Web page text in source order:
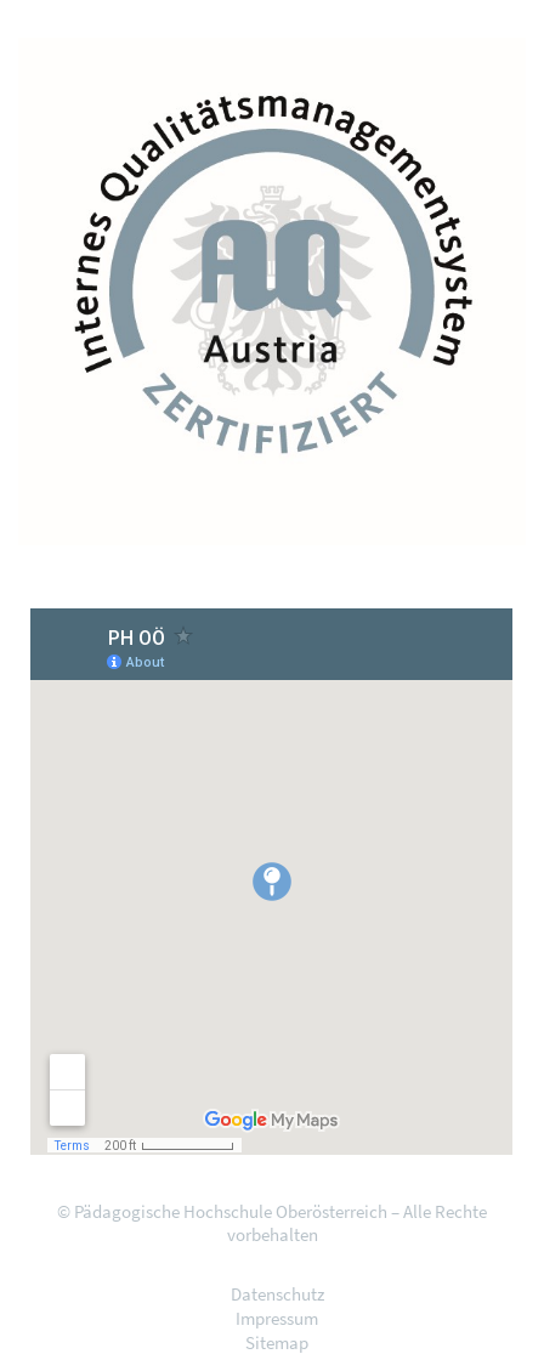
© Pädagogische Hochschule Oberösterreich – Alle Rechte
vorbehalten
Datenschutz
Impressum
Sitemap